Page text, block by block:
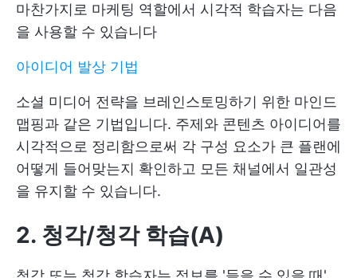
마찬가지로 마케팅 역할에서 시각적 학습자는 다음
을 사용할 수 있습니다
아이디어 발상 기법
소셜 미디어 전략을 브레인스토밍하기 위한 마인드
맵핑과 같은 기법입니다. 주제와 콘텐츠 아이디어를
시각적으로 정리함으로써 각 구성 요소가 큰 플랜에
어떻게 들어맞는지 확인하고 모든 채널에서 일관성
을 유지할 수 있습니다.
2. 청각/청각 학습(A)